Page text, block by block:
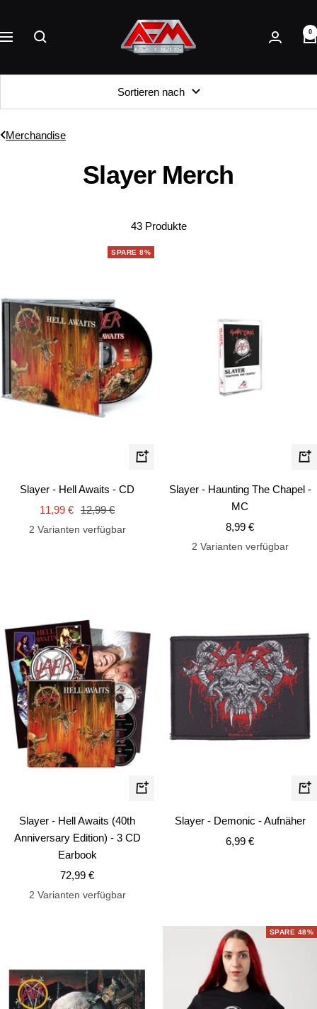
Inhalt
Navigation
AFM
Records
0
Sortieren nach
Merchandise
Slayer Merch
43 Produkte
SPARE 8%
In
Slayer - Hell Awaits - CD
Angebotspreis
11,99 € Regulärer
Preis
12,99 €
2 Varianten verfügbar
In
Slayer - Haunting The Chapel -
MC
Angebotspreis
8,99 €
2 Varianten verfügbar
In
Slayer - Hell Awaits (40th
Anniversary Edition) - 3 CD
Earbook
Angebotspreis
72,99 €
2 Varianten verfügbar
In
Slayer - Demonic - Aufnäher
Angebotspreis
6,99 €
SPARE 48%